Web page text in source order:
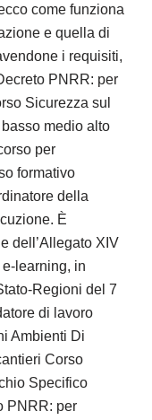
come funziona
e quella di
i requisiti,
PNRR: per
Sicurezza sul
medio alto
per
formativo
della
È
dell’Allegato XIV
learning, in
Regioni del 7
di lavoro
Ambienti Di
Corso
Specifico
PNRR: per